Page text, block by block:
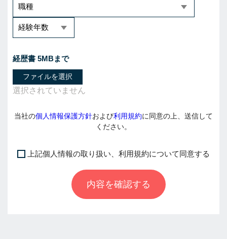
経歴書 5MBまで
ファイルを選択
当社の個人情報保護方針および利用規約に同意の上、送信して
ください。
上記個人情報の取り扱い、利用規約について同意する
内容を確認する